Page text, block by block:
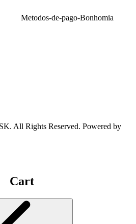
All Rights Reserved. Powered by
Cart